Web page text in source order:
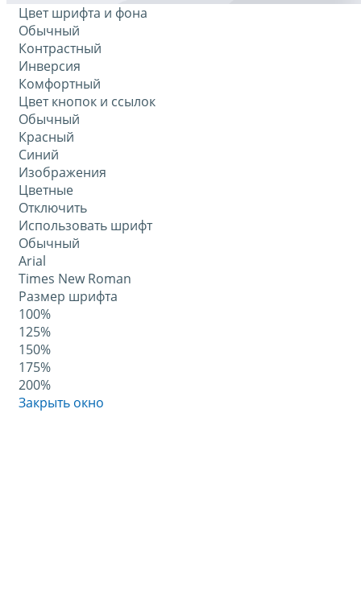
Цвет шрифта и фона
Обычный
Контрастный
Инверсия
Комфортный
Цвет кнопок и ссылок
Обычный
Красный
Синий
Изображения
Цветные
Отключить
Использовать шрифт
Обычный
Arial
Times New Roman
Размер шрифта
100%
125%
150%
175%
200%
Закрыть окно